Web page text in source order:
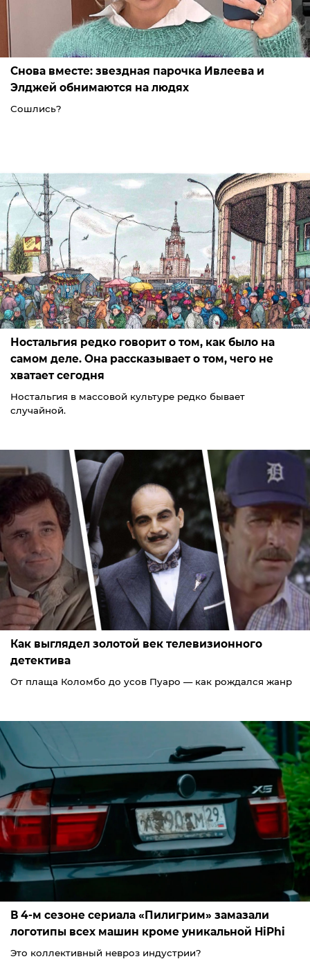
Снова вместе: звездная парочка Ивлеева и
Элджей обнимаются на людях
Сошлись?
Ностальгия редко говорит о том, как было на
самом деле. Она рассказывает о том, чего не
хватает сегодня
Ностальгия в массовой культуре редко бывает
случайной.
Как выглядел золотой век телевизионного
детектива
От плаща Коломбо до усов Пуаро — как рождался жанр
В 4-м сезоне сериала «Пилигрим» замазали
логотипы всех машин кроме уникальной HiPhi
Это коллективный невроз индустрии?